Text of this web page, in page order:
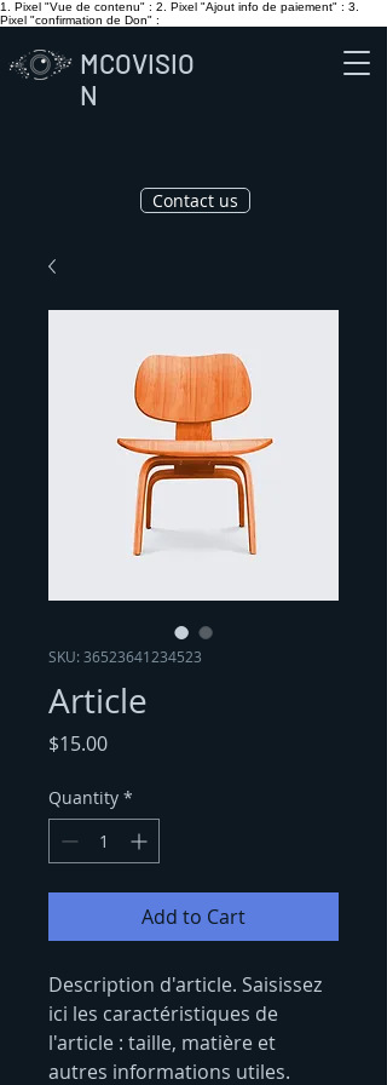
1. Pixel "Vue de contenu" : 2. Pixel "Ajout info de paiement" : 3.
Pixel "confirmation de Don" :
MCOVISIO
N
Contact us
SKU: 36523641234523
Article
$15.00Price
Quantity *
Add to Cart
Description d'article. Saisissez
ici les caractéristiques de
l'article : taille, matière et
autres informations utiles.